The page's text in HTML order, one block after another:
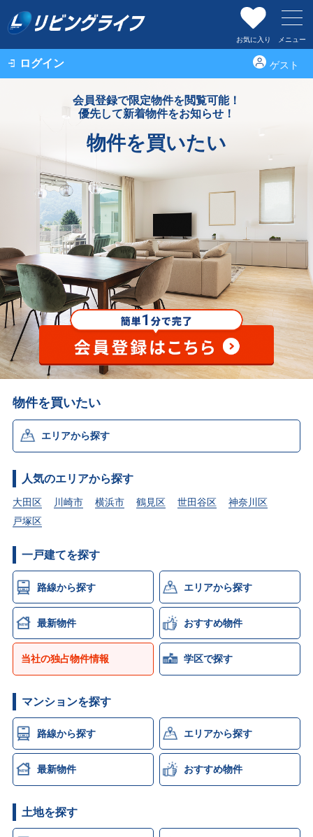
お気に入り メニュー
ログイン ゲスト
会員登録で限定物件を閲覧可能！
優先して新着物件をお知らせ！
物件を買いたい
物件を買いたい
エリアから探す
人気のエリアから探す
大田区 川崎市 横浜市 鶴見区 世田谷区
神奈川区
戸塚区
一戸建てを探す
路線から探す エリアから探す
最新物件 おすすめ物件
当社の独占物件情報 学区で探す
マンションを探す
路線から探す エリアから探す
最新物件 おすすめ物件
土地を探す